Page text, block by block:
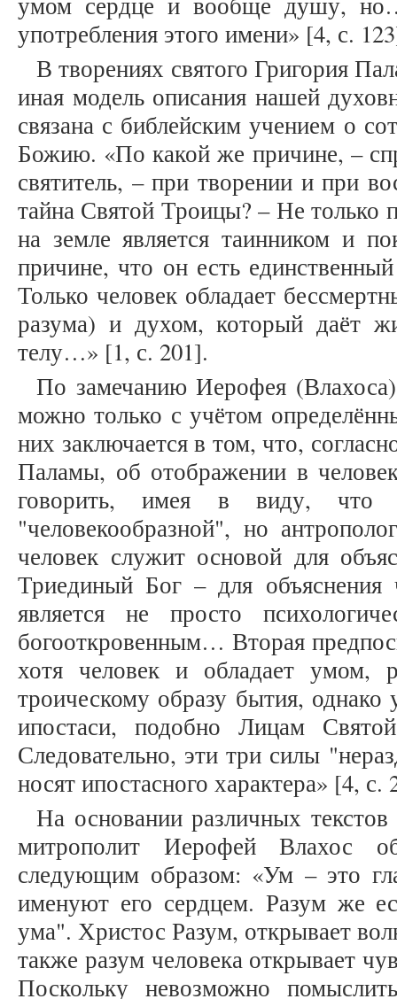
употребления этого имени» [4, с.
В творениях святого Григория
иная модель описания нашей
связана с библейским учением о
Божию. «По какой же причине, –
святитель, – при творении и при
тайна Святой Троицы? – Не только
на земле является таинником и
причине, что он есть
Только человек обладает
разума) и духом, который даёт
телу…» [1, с. 201].
По замечанию Иерофея
можно только с учётом
них заключается в том, что,
Паламы, об отображении в
говорить, имея в виду, что
"человекообразной", но
человек служит основой для
Триединый Бог – для объяснения
является не просто
богооткровенным… Вторая
хотя человек и обладает умом,
троическому образу бытия,
ипостаси, подобно Лицам
Следовательно, эти три силы
носят ипостасного характера» [4, с.
На основании различных
митрополит Иерофей Влахос
следующим образом: «Ум – это
именуют его сердцем. Разум же
ума". Христос Разум, открывает
также разум человека открывает
Поскольку невозможно